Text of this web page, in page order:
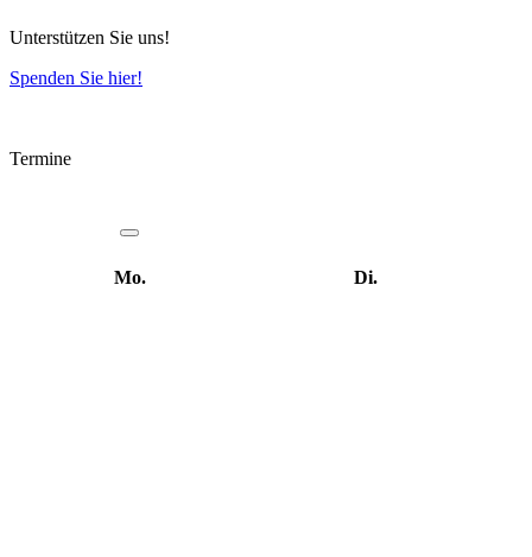
Unterstützen Sie uns!
Spenden Sie hier!
Termine
Mo. Di.